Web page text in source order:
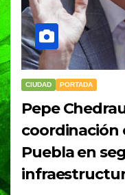
CIUDAD PORTADA
Pepe
coordinación
Puebla en